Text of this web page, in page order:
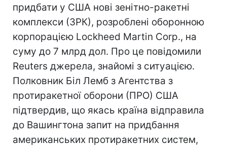
придбати у США нові зенітно-ракетні
комплекси (ЗРК), розроблені оборонною
корпорацією Lockheed Martin Corp., на
суму до 7 млрд дол. Про це повідомили
Reuters джерела, знайомі з ситуацією.
Полковник Біл Лемб з Агентства з
протиракетної оборони (ПРО) США
підтвердив, що якась країна відправила
до Вашингтона запит на придбання
американських протиракетних систем,